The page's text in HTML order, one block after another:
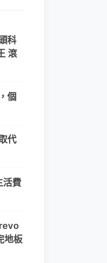
科
滾
個
代
活費
地板